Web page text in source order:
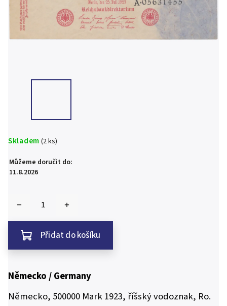
Skladem (2 ks)
Můžeme doručit do:
11.8.2026
Přidat do košíku
Německo / Germany
Německo, 500000 Mark 1923, říšský vodoznak, Ro.